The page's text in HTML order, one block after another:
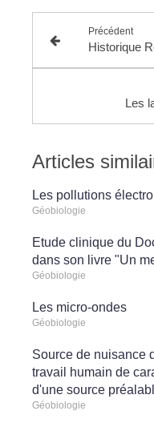
Précédent
Historique
Les
Articles
Les pollutions
Géobiologie
Etude clinique du
dans son livre "Un
Géobiologie
Les micro-ondes
Géobiologie
Source de nuisance
travail humain de
d'une source
Géobiologie